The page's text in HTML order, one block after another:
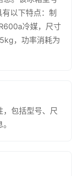
以下特点：制
冷媒，尺寸
，功率消耗为
包括型号、尺